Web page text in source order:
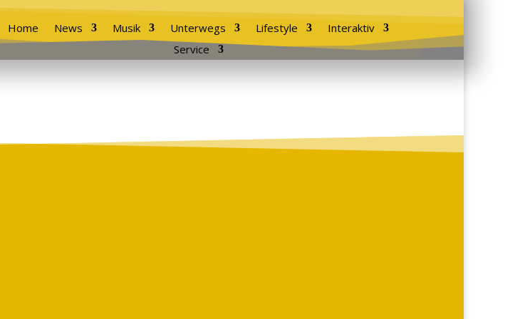
Home News Musik Unterwegs Lifestyle
Interaktiv
Service